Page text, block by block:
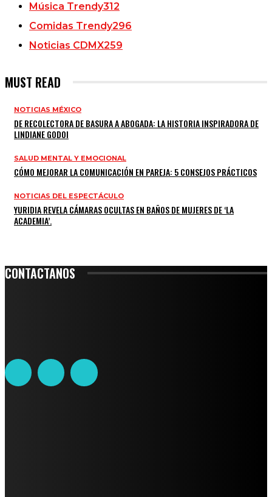
Música Trendy312
Comidas Trendy296
Noticias CDMX259
MUST READ
NOTICIAS MÉXICO
DE RECOLECTORA DE BASURA A ABOGADA: LA HISTORIA INSPIRADORA DE
LINDIANE GODOI
SALUD MENTAL Y EMOCIONAL
CÓMO MEJORAR LA COMUNICACIÓN EN PAREJA: 5 CONSEJOS PRÁCTICOS
NOTICIAS DEL ESPECTÁCULO
YURIDIA REVELA CÁMARAS OCULTAS EN BAÑOS DE MUJERES DE ‘LA
ACADEMIA’.
CONTACTANOS